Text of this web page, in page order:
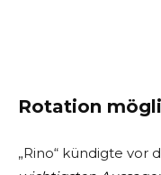
Rotation
„Rino“ kündigte vor